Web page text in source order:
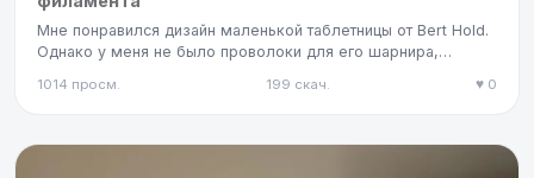
Мне понравился дизайн маленькой таблетницы от Bert Hold.
Однако у меня не было проволоки для его шарнира,
1014 просм. 199 скач. ♥ 0